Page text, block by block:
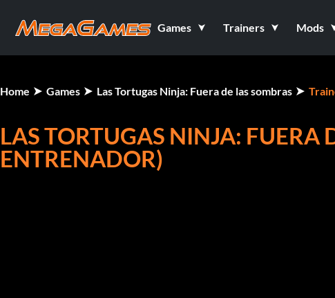
Games Trainers Mods
Home Games Las Tortugas Ninja: Fuera de las sombras
LAS TORTUGAS NINJA: FUERA
ENTRENADOR)